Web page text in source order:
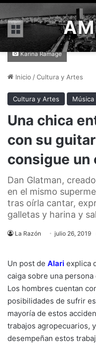
Menú
Karina Ramage
Inicio /Cultura y Artes
Cultura y Artes Música
Una chica
con su
consigue un
Dan Glatman,
en el mismo
tras oírla cantar,
galletas y harina y
La Razón julio 26, 2019
Un post de Alari explica
caiga sobre una persona
Los hombres cuentan
posibilidades de sufrir
mayoría de estos
trabajos agropecuarios,
desempeñan estos